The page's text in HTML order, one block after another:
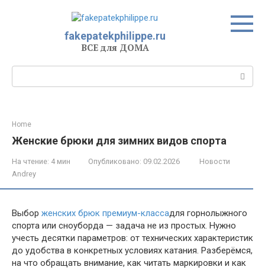
fakepatekphilippe.ru
ВСЕ для ДОМА
Home
Женские брюки для зимних видов спорта
На чтение: 4 мин Опубликовано: 09.02.2026
Новости
Andrey
Выбор женских брюк премиум-классадля горнолыжного
спорта или сноуборда — задача не из простых. Нужно
учесть десятки параметров: от технических характеристик
до удобства в конкретных условиях катания. Разберёмся,
на что обращать внимание, как читать маркировки и как